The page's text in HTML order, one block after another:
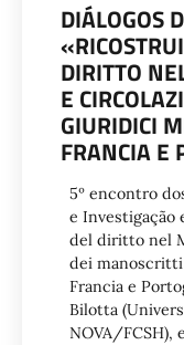
DIÁLOGOS
DIRITTO
E
GIURIDICI
FRANCIA E
5º encontro
e Investigação
del diritto nel
dei
Francia e
Bilotta
NOVA/FCSH),